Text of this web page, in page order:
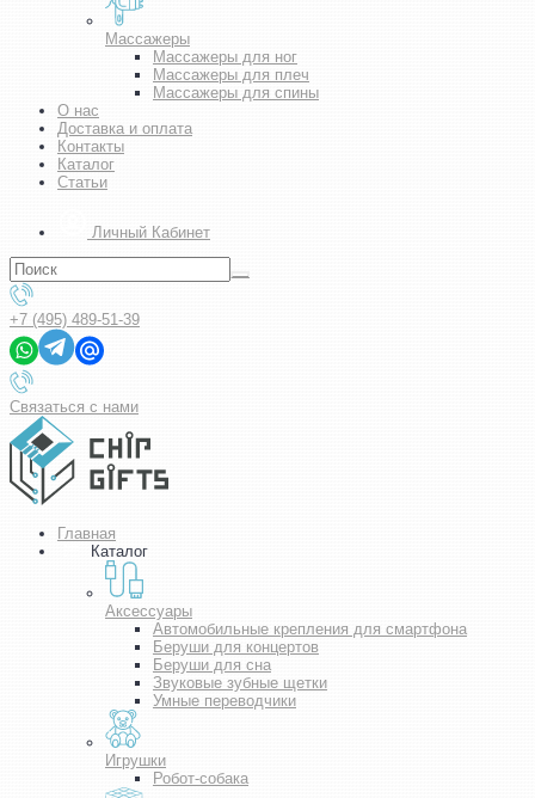
Массажеры
Массажеры для ног
Массажеры для плеч
Массажеры для спины
О нас
Доставка и оплата
Контакты
Каталог
Статьи
Личный Кабинет
+7 (495) 489-51-39
Связаться с нами
Главная
Каталог
Аксессуары
Автомобильные крепления для смартфона
Беруши для концертов
Беруши для сна
Звуковые зубные щетки
Умные переводчики
Игрушки
Робот-собака